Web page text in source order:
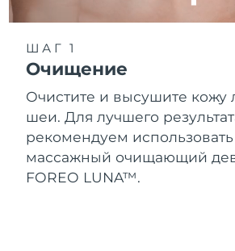
ШАГ 1
Очищение
Очистите и высушите кожу
шеи. Для лучшего
рекомендуем использовать
массажный очищающий
FOREO LUNA™.